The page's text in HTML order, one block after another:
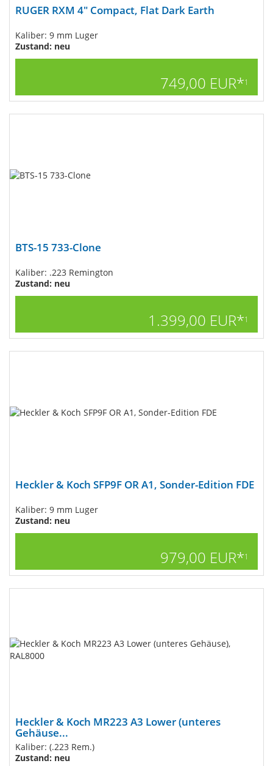
RUGER RXM 4" Compact, Flat Dark Earth
Kaliber: 9 mm Luger
Zustand: neu
749,00 EUR*1
BTS-15 733-Clone
Kaliber: .223 Remington
Zustand: neu
1.399,00 EUR*1
Heckler & Koch SFP9F OR A1, Sonder-Edition FDE
Kaliber: 9 mm Luger
Zustand: neu
979,00 EUR*1
Heckler & Koch MR223 A3 Lower (unteres
Gehäuse...
Kaliber: (.223 Rem.)
Zustand: neu